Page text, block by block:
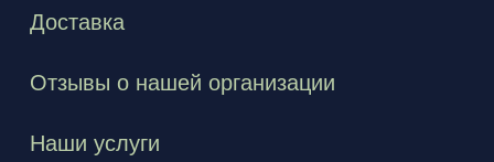
Доставка
Отзывы о нашей организации
Наши услуги